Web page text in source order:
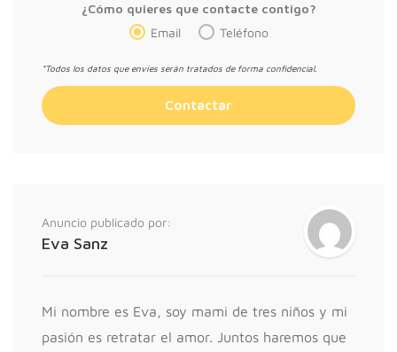
¿Cómo quieres que contacte contigo?
Email
Teléfono
*Todos los datos que envíes serán tratados de forma confidencial.
Anuncio publicado por:
Eva Sanz
Mi nombre es Eva, soy mami de tres niños y mi
pasión es retratar el amor. Juntos haremos que